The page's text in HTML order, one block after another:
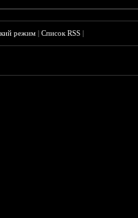
режим |Список RSS |